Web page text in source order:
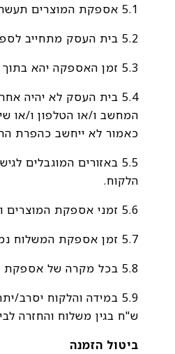
5.1 אספקת המוצרים תעשה באמצעות שילוח לבית הלקוח או איסוף עצמי.
5.2 בית העסק מתחייב לספק רק מוצר אשר שולם במלואו.
5.3 זמן האספקה יהא בתוך 10 ימי עסקים.
5.4 בית העסק לא יהיה
המחשב ו/או הטלפון ו/או
כאמור לא ייחשב כהפרת
5.5 באזורים
הלקוח.
5.6 זמני אספקת המוצרים ו/או השירותים כפי שאלה מצוינים בדף המכירה כוללים רק ימי עסקים, קרי יום א-ה לא כולל שישי שבת, ערבי חג וימי חג
5.7 זמן אספקת המשלוח נמדד יום אחרי ביצוע ההזמנה באתר
5.8 בכל מקרה של אספקת המוצרים כאמור לעיל, על אחריות הלקוח לוודא בעת ביצוע ההזמנה בחנות, כי ניתן לשלוח את החבילה לאותו אזור ו/או מען מבוקש.
ש"ח בגין משלוח והחזרה
ביטול הזמנה